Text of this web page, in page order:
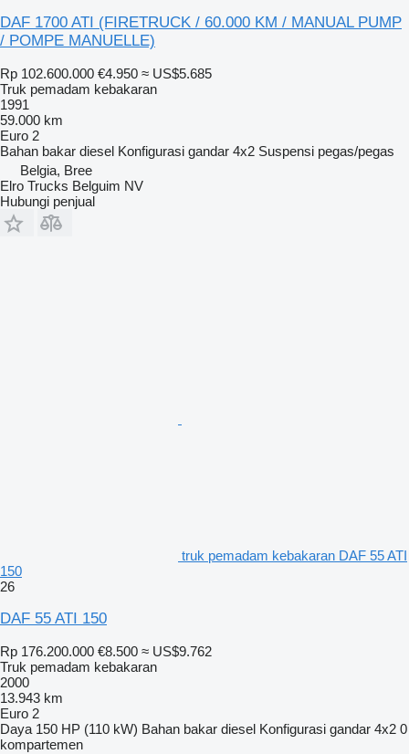
DAF 1700 ATI (FIRETRUCK / 60.000 KM / MANUAL PUMP
/ POMPE MANUELLE)
Rp 102.600.000 €4.950 ≈ US$5.685
Truk pemadam kebakaran
1991
59.000 km
Euro 2
Bahan bakar diesel Konfigurasi gandar 4x2 Suspensi pegas/pegas
Belgia, Bree
Elro Trucks Belguim NV
Hubungi penjual
truk pemadam kebakaran DAF 55 ATI
150
26
DAF 55 ATI 150
Rp 176.200.000 €8.500 ≈ US$9.762
Truk pemadam kebakaran
2000
13.943 km
Euro 2
Daya 150 HP (110 kW) Bahan bakar diesel Konfigurasi gandar 4x2 0
kompartemen